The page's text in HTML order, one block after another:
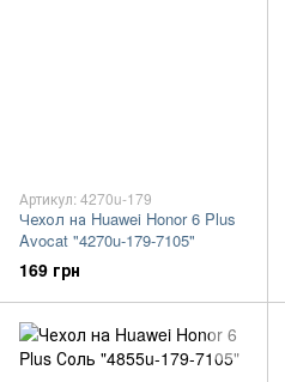
Артикул: 4270u-179
Чехол на Huawei Honor 6 Plus
Avocat "4270u-179-7105"
169 грн